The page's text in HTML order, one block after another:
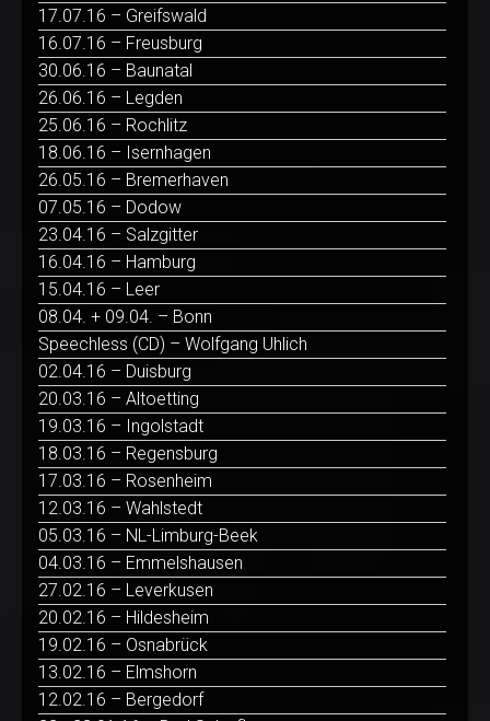
17.07.16 – Greifswald
16.07.16 – Freusburg
30.06.16 – Baunatal
26.06.16 – Legden
25.06.16 – Rochlitz
18.06.16 – Isernhagen
26.05.16 – Bremerhaven
07.05.16 – Dodow
23.04.16 – Salzgitter
16.04.16 – Hamburg
15.04.16 – Leer
08.04. + 09.04. – Bonn
Speechless (CD) – Wolfgang Uhlich
02.04.16 – Duisburg
20.03.16 – Altoetting
19.03.16 – Ingolstadt
18.03.16 – Regensburg
17.03.16 – Rosenheim
12.03.16 – Wahlstedt
05.03.16 – NL-Limburg-Beek
04.03.16 – Emmelshausen
27.02.16 – Leverkusen
20.02.16 – Hildesheim
19.02.16 – Osnabrück
13.02.16 – Elmshorn
12.02.16 – Bergedorf